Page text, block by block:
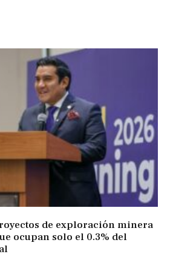
de exploración minera
ocupan solo el 0.3% del